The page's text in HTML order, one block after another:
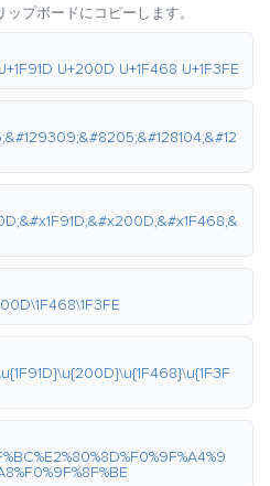
プボードにコピーします。
U+200D U+1F468 U+1F3FE